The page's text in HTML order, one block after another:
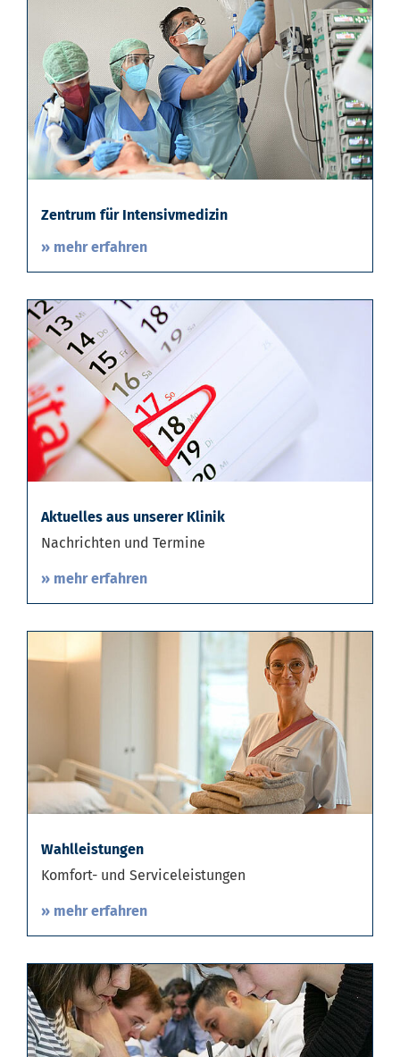
Zentrum für Intensivmedizin
» mehr erfahren
Aktuelles aus unserer Klinik
Nachrichten und Termine
» mehr erfahren
Wahlleistungen
Komfort- und Serviceleistungen
» mehr erfahren